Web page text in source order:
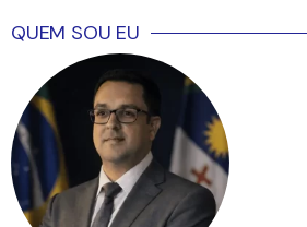
QUEM SOU EU